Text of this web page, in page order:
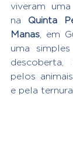
viveram
na Quinta
Manas, em
uma
descoberta,
pelos
e pela